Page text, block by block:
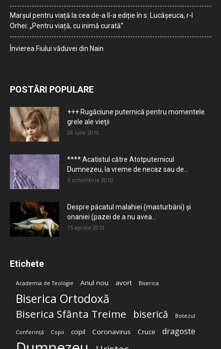
Marșul pentru viață la cea de-a II-a ediție în s. Lucășeuca, r-l
Orhei: „Pentru viață, cu inimă curată”
Învierea Fiului văduvei din Nain
POSTĂRI POPULARE
+++ Rugăciune puternică pentru momentele
grele ale vieţii
28 iulie 2010
**** Acatistul către Atotputernicul
Dumnezeu, la vreme de necaz sau de...
5 octombrie 2010
Despre păcatul malahiei (masturbării) şi
onaniei (pazei de a nu avea...
15 aprilie 2010
Etichete
Academia de Teologie Anul nou avort Biserica
Biserica Ortodoxă
Biserica Sfânta Treime biserică Botezul
Conferință Copii copil Coronavirus Cruce dragoste